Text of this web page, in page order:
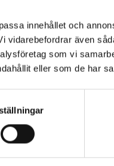
innehållet och
vidarebefordrar även
som vi
eller som de har